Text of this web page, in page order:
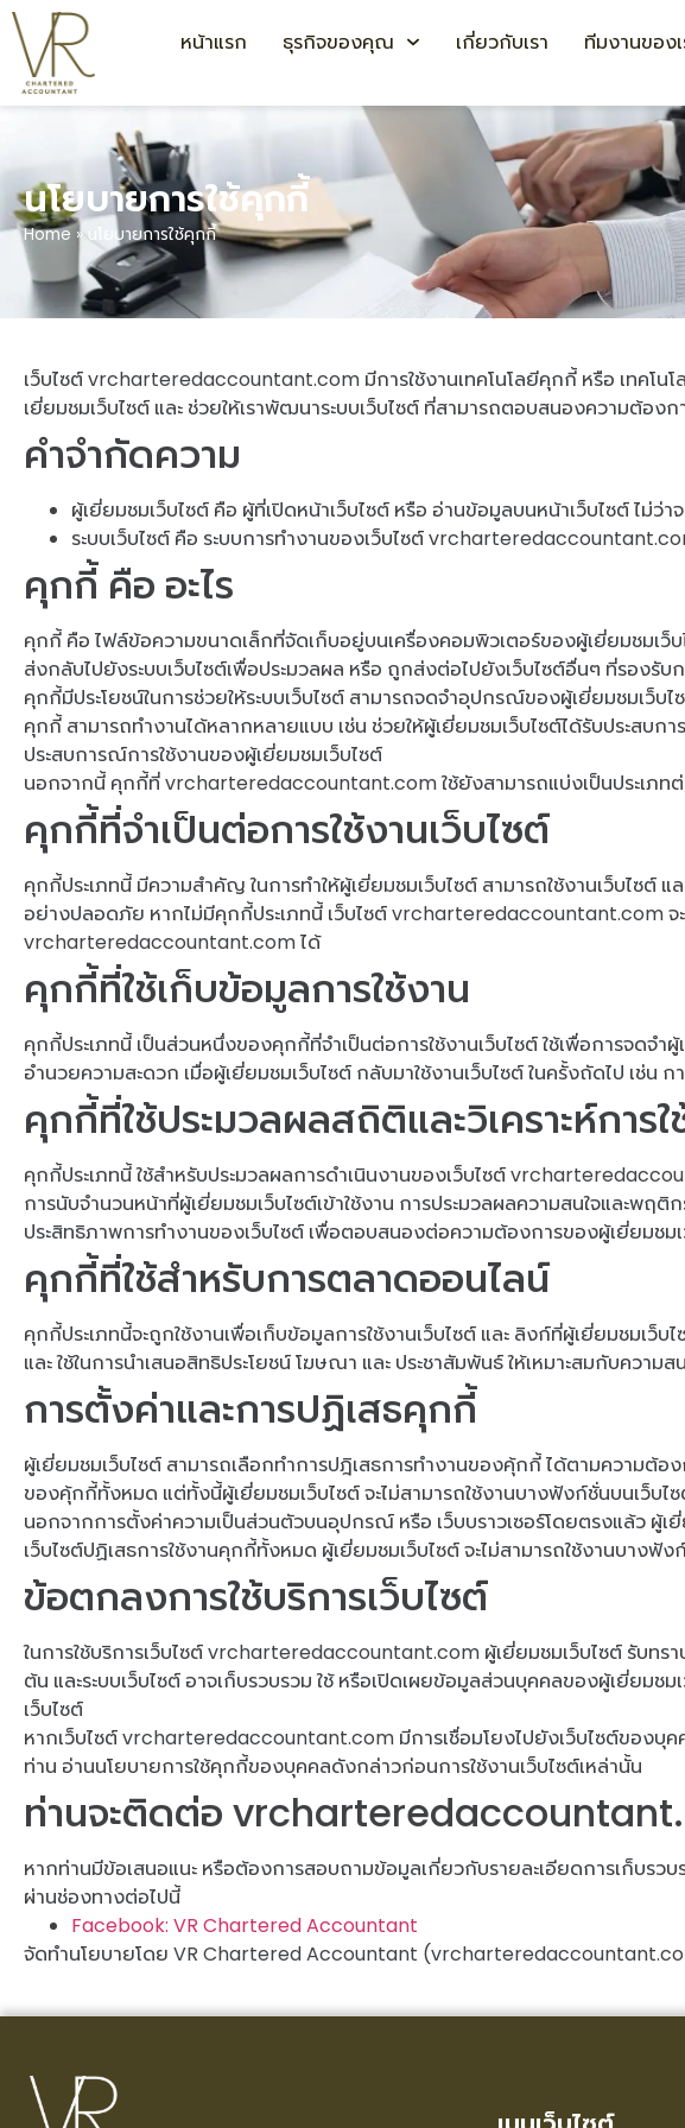
หน้าแรก ธุรกิจของคุณ เกี่ยวกับเรา ทีมงานของเ
นโยบายการใช้คุกกี้
Home » นโยบายการใช้คุกกี้
เว็บไซต์ vrcharteredaccountant.com มีการใช้งานเทคโนโลยีคุกกี้ หรือ เทคโน
เยี่ยมชมเว็บไซต์ และ ช่วยให้เราพัฒนาระบบเว็บไซต์ ที่สามารถตอบสนองความต้อ
คำจำกัดความ
ผู้เยี่ยมชมเว็บไซต์ คือ ผู้ที่เปิดหน้าเว็บไซต์ หรือ อ่านข้อมูลบนหน้าเว็บไซต์ ไม่ว่า
ระบบเว็บไซต์ คือ ระบบการทำงานของเว็บไซต์
คุกกี้ คือ อะไร
คุกกี้ คือ ไฟล์ข้อความขนาดเล็กที่จัดเก็บอยู่บนเครื่องคอมพิวเตอร์ของผู้เยี่ยมชมเว็บ
ส่งกลับไปยังระบบเว็บไซต์เพื่อประมวลผล หรือ ถูกส่งต่อไปยังเว็บไซต์อื่นๆ ที่รองรั
คุกกี้มีประโยชน์ในการช่วยให้ระบบเว็บไซต์ สามารถจดจำอุปกรณ์ของผู้เยี่ยมชมเว็บ
คุกกี้ สามารถทำงานได้หลากหลายแบบ เช่น ช่วยให้ผู้เยี่ยมชมเว็บไซต์ได้รับประสบ
ประสบการณ์การใช้งานของผู้เยี่ยมชมเว็บไซต์
นอกจากนี้ คุกกี้ที่ vrcharteredaccountant.com ใช้ยังสามารถแบ่งเป็นประเภท
คุกกี้ที่จำเป็นต่อการใช้งานเว็บไซต์
คุกกี้ประเภทนี้ มีความสำคัญ ในการทำให้ผู้เยี่ยมชมเว็บไซต์ สามารถใช้งานเว็บไซต์
อย่างปลอดภัย หากไม่มีคุกกี้ประเภทนี้ เว็บไซต์ vrcharteredaccountant.com จะ
vrcharteredaccountant.com ได้
คุกกี้ที่ใช้เก็บข้อมูลการใช้งาน
คุกกี้ประเภทนี้ เป็นส่วนหนึ่งของคุกกี้ที่จำเป็นต่อการใช้งานเว็บไซต์ ใช้เพื่อการจดจ
อำนวยความสะดวก เมื่อผู้เยี่ยมชมเว็บไซต์ กลับมาใช้งานเว็บไซต์ ในครั้งถัดไป เช่น
คุกกี้ที่ใช้ประมวลผลสถิติและวิเคราะห์การใ
คุกกี้ประเภทนี้ ใช้สำหรับประมวลผลการดำเนินงานของเว็บไซต์
การนับจำนวนหน้าที่ผู้เยี่ยมชมเว็บไซต์เข้าใช้งาน การประมวลผลความสนใจและ
ประสิทธิภาพการทำงานของเว็บไซต์ เพื่อตอบสนองต่อความต้องการของผู้เยี่ยมชมเ
คุกกี้ที่ใช้สำหรับการตลาดออนไลน์
คุกกี้ประเภทนี้จะถูกใช้งานเพื่อเก็บข้อมูลการใช้งานเว็บไซต์ และ ลิงก์ที่ผู้เยี่ยมชมเว็
และ ใช้ในการนำเสนอสิทธิประโยชน์ โฆษณา และ ประชาสัมพันธ์ ให้เหมาะสมกับความ
การตั้งค่าและการปฏิเสธคุกกี้
ผู้เยี่ยมชมเว็บไซต์ สามารถเลือกทำการปฎิเสธการทำงานของคุ้กกี้ ได้ตามความต้อ
ของคุ้กกี้ทั้งหมด แต่ทั้งนี้ผู้เยี่ยมชมเว็บไซต์ จะไม่สามารถใช้งานบางฟังก์ชั่นบนเว็บไซ
นอกจากการตั้งค่าความเป็นส่วนตัวบนอุปกรณ์ หรือ เว็บบราวเซอร์โดยตรงแล้ว ผู้
เว็บไซต์ปฏิเสธการใช้งานคุกกี้ทั้งหมด ผู้เยี่ยมชมเว็บไซต์ จะไม่สามารถใช้งานบางฟั
ข้อตกลงการใช้บริการเว็บไซต์
ในการใช้บริการเว็บไซต์ vrcharteredaccountant.com ผู้เยี่ยมชมเว็บไซต์ รับท
ต้น และระบบเว็บไซต์ อาจเก็บรวบรวม ใช้ หรือเปิดเผยข้อมูลส่วนบุคคลของผู้เยี่ยม
เว็บไซต์
หากเว็บไซต์ vrcharteredaccountant.com มีการเชื่อมโยงไปยังเว็บไซต์ของบุค
ท่าน อ่านนโยบายการใช้คุกกี้ของบุคคลดังกล่าวก่อนการใช้งานเว็บไซต์เหล่านั้น
ท่านจะติดต่อ
หากท่านมีข้อเสนอแนะ หรือต้องการสอบถามข้อมูลเกี่ยวกับรายละเอียดการเก็บร
ผ่านช่องทางต่อไปนี้
Facebook: VR Chartered Accountant
จัดทำนโยบายโดย VR Chartered Accountant